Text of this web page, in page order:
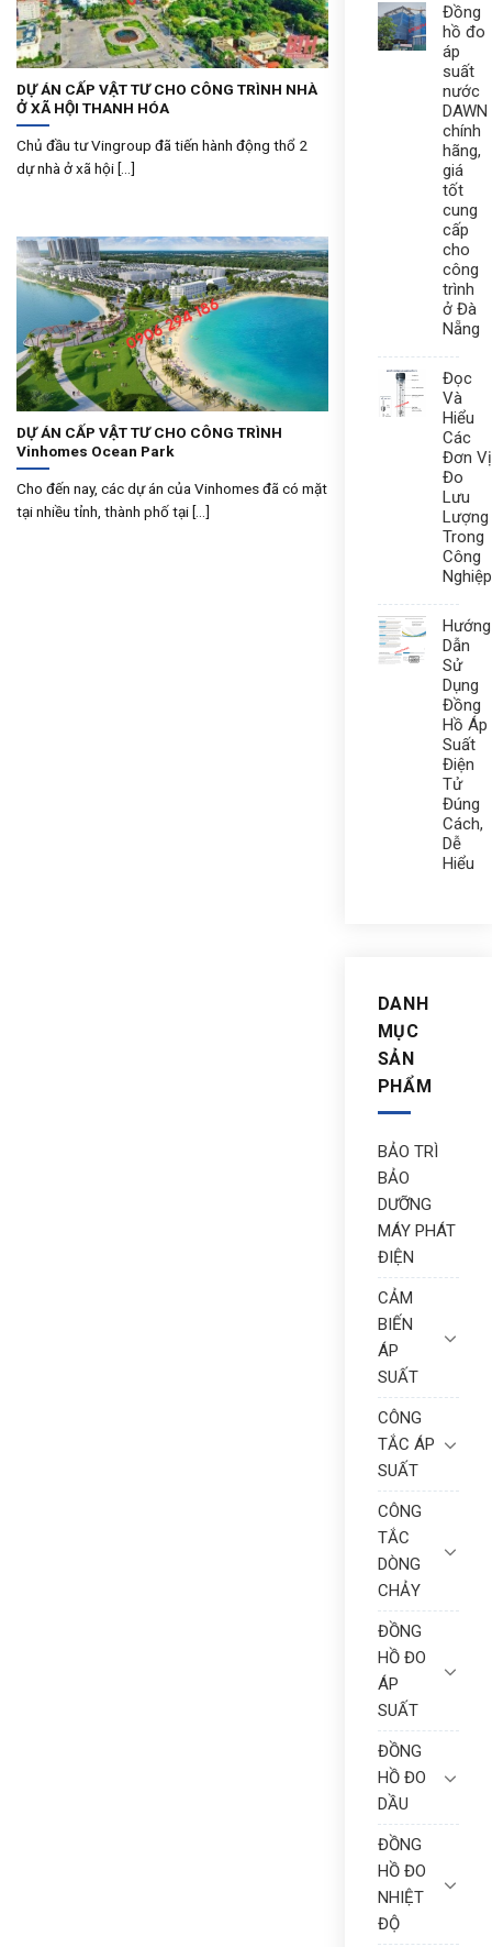
DỰ ÁN CẤP VẬT TƯ CHO CÔNG TRÌNH NHÀ
Ở XÃ HỘI THANH HÓA
Chủ đầu tư Vingroup đã tiến hành động thổ 2
dự nhà ở xã hội [...]
DỰ ÁN CẤP VẬT TƯ CHO CÔNG TRÌNH
Vinhomes Ocean Park
Cho đến nay, các dự án của Vinhomes đã có mặt
tại nhiều tỉnh, thành phố tại [...]
Đồng
hồ đo
áp
suất
nước
DAWN
chính
hãng,
giá
tốt
cung
cấp
cho
công
trình
ở Đà
Nẵng
Đọc
Và
Hiểu
Các
Đơn Vị
Đo
Lưu
Lượng
Trong
Công
Nghiệp
Hướng
Dẫn
Sử
Dụng
Đồng
Hồ Áp
Suất
Điện
Tử
Đúng
Cách,
Dễ
Hiểu
DANH
MỤC
SẢN
PHẨM
BẢO TRÌ
BẢO
DƯỠNG
MÁY PHÁT
ĐIỆN
CẢM
BIẾN
ÁP
SUẤT
CÔNG
TẮC ÁP
SUẤT
CÔNG
TẮC
DÒNG
CHẢY
ĐỒNG
HỒ ĐO
ÁP
SUẤT
ĐỒNG
HỒ ĐO
DẦU
ĐỒNG
HỒ ĐO
NHIỆT
ĐỘ